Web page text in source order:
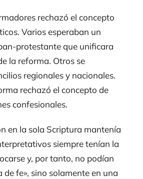
rechazó el concepto
Varios esperaban un
protestante que unificara
la reforma. Otros se
regionales y nacionales.
rechazó el concepto de
confesionales.
en la sola Scriptura mantenía
siempre tenían la
y, por tanto, no podían
de fe», sino solamente en una